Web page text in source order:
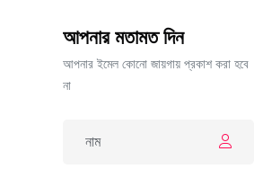
আপনার মতামত দিন
আপনার ইমেল কোনো জায়গায় প্রকাশ করা হবে
না